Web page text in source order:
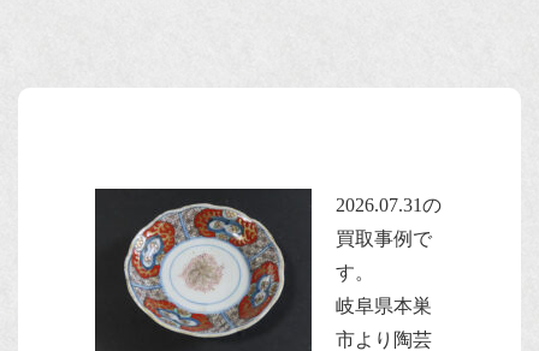
2026.07.31の
買取事例で
す。
岐阜県本巣
市より陶芸